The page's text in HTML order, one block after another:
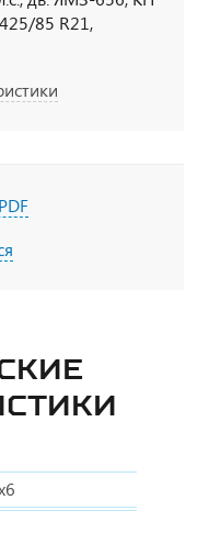
85 R21,